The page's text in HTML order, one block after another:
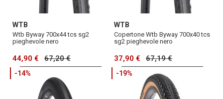
WTB
Wtb Byway 700x44 tcs sg2
pieghevole nero
44,90 € 67,20 €
WTB
Copertone Wtb Byway 700x40 tcs
sg2 pieghevole nero
37,90 € 67,19 €
-14% -19%